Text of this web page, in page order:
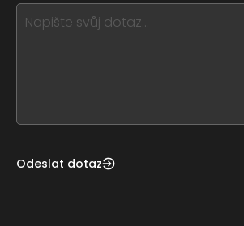
this,
leave
Odeslat dotaz